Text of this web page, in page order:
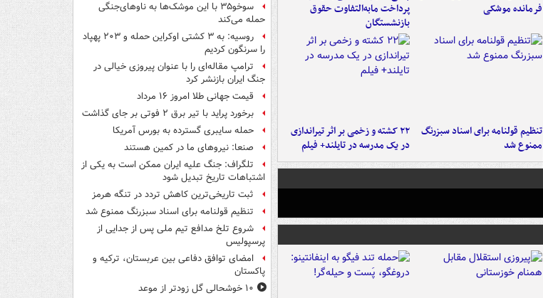
فرمانده‌ موشکی
پرداخت مابه‌التفاوت حقوق
بازنشستگان
تنظیم قولنامه برای اسناد سبزرنگ
ممنوع شد
۲۲ کشته و زخمی بر اثر تیراندازی
در یک مدرسه در تایلند+ فیلم
سوخو۳۵ با این موشک‌ها به ناوهای‌جنگی
حمله می‌کند
روسیه: به ۳ کشتی اوکراین حمله و ۲۰۳ پهپاد
را سرنگون کردیم
ترامپ مقاله‌ای را با عنوان پیروزی خیالی در
جنگ ایران بازنشر کرد
قیمت جهانی طلا امروز ۱۶ مرداد
برخورد پراید با تیر برق ۲ فوتی بر جای گذاشت
حمله سایبری گسترده به بورس آمریکا
صنعا: نیروهای ما در کمین‌ هستند
تلگراف: جنگ علیه ایران ممکن است به یکی از
اشتباهات تاریخ تبدیل شود
ثبت تاریخی‌ترین کاهش تردد در تنگه هرمز
تنظیم قولنامه برای اسناد سبزرنگ ممنوع شد
شروع تلخ مدافع تیم ملی پس از جدایی از
پرسپولیس
امضای توافق دفاعی بین عربستان، ترکیه و
پاکستان
۱۰ خوشحالی گل زودتر از موعد